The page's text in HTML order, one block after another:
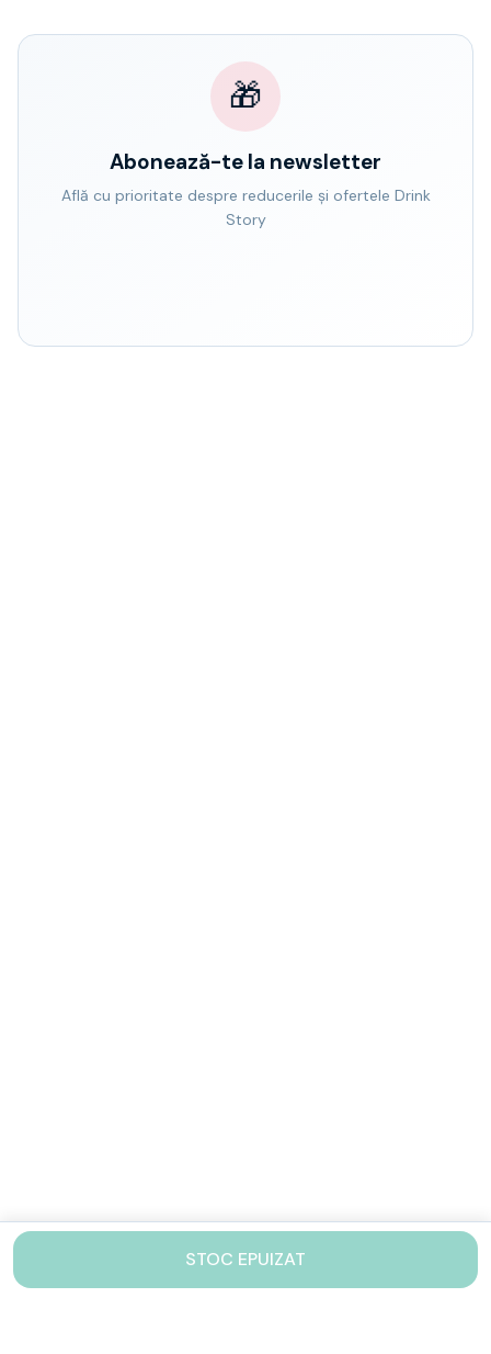
STOC EPUIZAT
🎁
Abonează-te la newsletter
Află cu prioritate despre reducerile și ofertele Drink
Story